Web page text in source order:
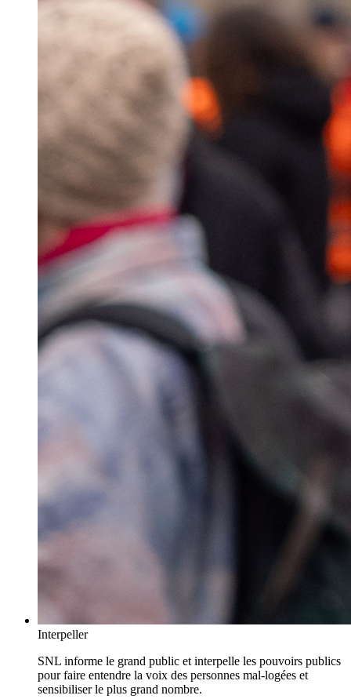
Interpeller
SNL informe le grand public et interpelle les pouvoirs publics
pour faire entendre la voix des personnes mal-logées et
sensibiliser le plus grand nombre.